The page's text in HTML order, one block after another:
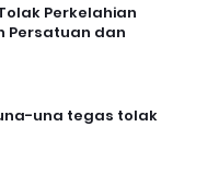
Perkelahian
Persatuan dan
una tegas tolak